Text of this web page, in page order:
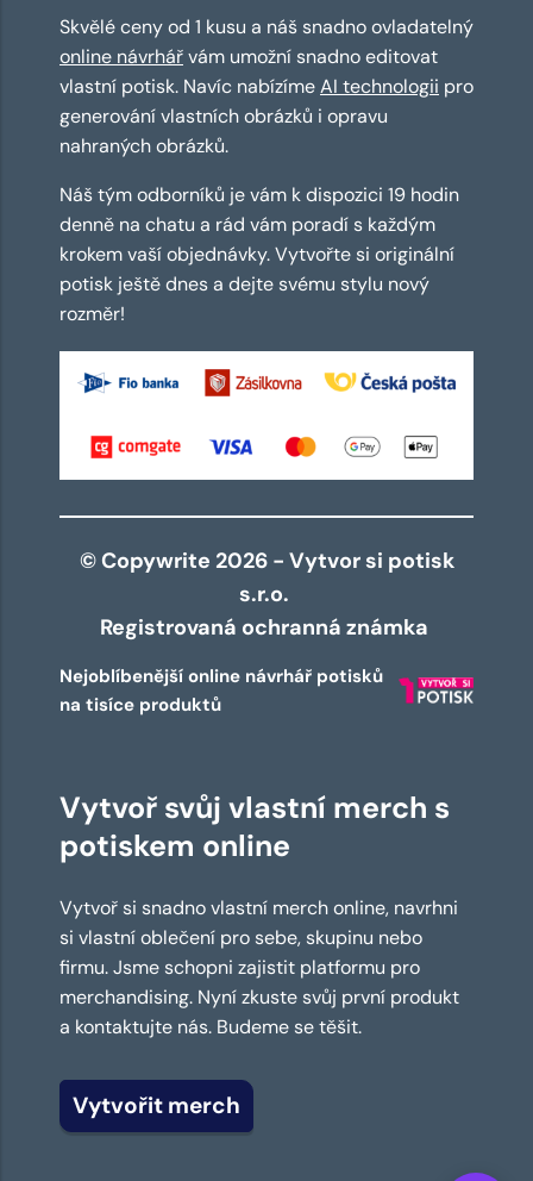
Skvělé ceny od 1 kusu a náš snadno ovladatelný
online návrhářvám umožní snadno editovat
vlastní potisk. Navíc nabízímeAI technologii pro
generování vlastních obrázků i opravu
nahraných obrázků.
Náš tým odborníků je vám k dispozici 19 hodin
denně na chatu a rád vám poradí s každým
krokem vaší objednávky. Vytvořte si originální
potisk ještě dnes a dejte svému stylu nový
rozměr!
© Copywrite 2026 - Vytvor si potisk
s.r.o.
Registrovaná ochranná známka
Nejoblíbenější online návrhář potisků
na tisíce produktů
Vytvoř svůj vlastní merch s
potiskem online
Vytvoř si snadno vlastní merch online, navrhni
si vlastní oblečení pro sebe, skupinu nebo
firmu. Jsme schopni zajistit platformu pro
merchandising. Nyní zkuste svůj první produkt
a kontaktujte nás. Budeme se těšit.
Vytvořit merch